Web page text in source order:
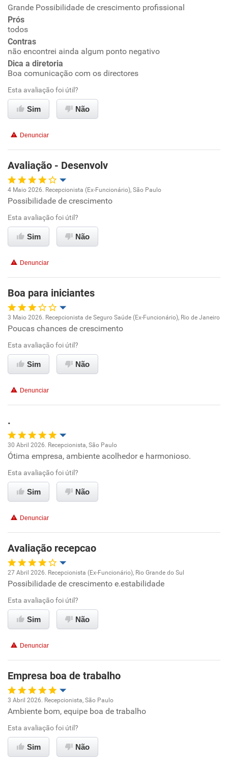
Oportunidade de promoção
Ambiente de trabalho
Conciliação com a vida familiar
Recomenda esta empresa
Grande Possibilidade de crescimento profissional
Prós
todos
Contras
não encontrei ainda algum ponto negativo
Dica a diretoria
Boa comunicação com os directores
Esta avaliação foi útil?
Sim Não
Denunciar
Avaliação - Desenvolv
Oportunidade de promoção
Ambiente de trabalho
Benefícios
Recomenda esta empresa
Recomenda a diretoria
4 Maio 2026. Recepcionista (Ex-Funcionário), São Paulo
Possibilidade de crescimento
Esta avaliação foi útil?
Sim Não
Denunciar
Boa para iniciantes
Oportunidade de promoção
Ambiente de trabalho
Benefícios
Recomenda esta empresa
Não recomenda a diretoria
3 Maio 2026. Recepcionista de Seguro Saúde (Ex-Funcionário), Rio de Janeiro
Poucas chances de crescimento
Esta avaliação foi útil?
Sim Não
Denunciar
.
Oportunidade de promoção
Ambiente de trabalho
Benefícios
Recomenda esta empresa
Recomenda a diretoria
30 Abril 2026. Recepcionista, São Paulo
Ótima empresa, ambiente acolhedor e harmonioso.
Esta avaliação foi útil?
Sim Não
Denunciar
Avaliação recepcao
Oportunidade de promoção
Ambiente de trabalho
Benefícios
Recomenda esta empresa
Recomenda a diretoria
27 Abril 2026. Recepcionista (Ex-Funcionário), Rio Grande do Sul
Possibilidade de crescimento e.estabilidade
Esta avaliação foi útil?
Sim Não
Denunciar
Empresa boa de trabalho
Oportunidade de promoção
Ambiente de trabalho
3 Abril 2026. Recepcionista, São Paulo
Ambiente bom, equipe boa de trabalho
Esta avaliação foi útil?
Sim Não